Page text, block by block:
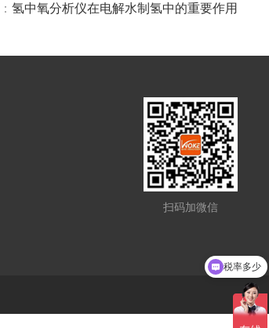
氢中氧分析仪在电解水制氢中的重要作用
扫码加微信
获取报价
税率多少